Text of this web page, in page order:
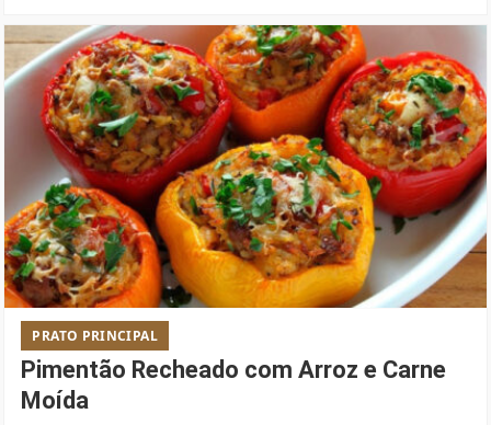
PRATO PRINCIPAL
Pimentão Recheado com Arroz e Carne
Moída